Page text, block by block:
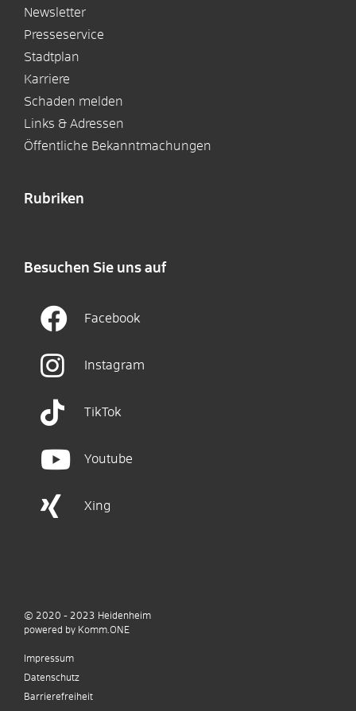
Newsletter
Presseservice
Stadtplan
Karriere
Schaden melden
Links & Adressen
Öffentliche Bekanntmachungen
Rubriken
Besuchen Sie uns auf
Facebook
Instagram
TikTok
Youtube
Xing
© 2020 - 2023 Heidenheim
powered by Komm.ONE
Impressum
Datenschutz
Barrierefreiheit